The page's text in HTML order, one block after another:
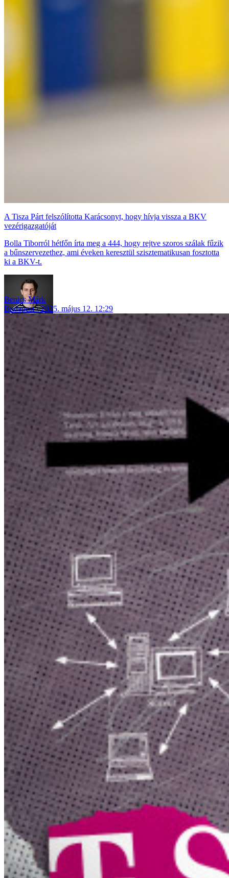
A Tisza Párt felszólította Karácsonyt, hogy hívja vissza a BKV
vezérigazgatóját
Bolla Tiborról hétfőn írta meg a 444, hogy rejtve szoros szálak fűzik
a bűnszervezethez, ami éveken keresztül szisztematikusan fosztotta
ki a BKV-t.
Benics Márk
Budapest
2025. május 12. 12:29